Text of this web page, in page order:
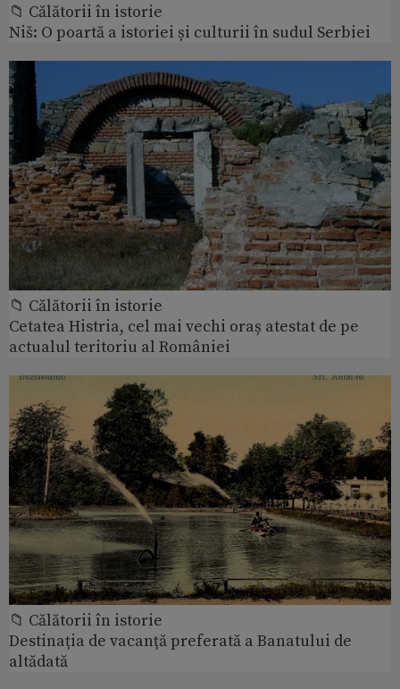
📁 Călătorii în istorie
Niš: O poartă a istoriei și culturii în sudul Serbiei
📁 Călătorii în istorie
Cetatea Histria, cel mai vechi oraș atestat de pe
actualul teritoriu al României
📁 Călătorii în istorie
Destinația de vacanță preferată a Banatului de
altădată